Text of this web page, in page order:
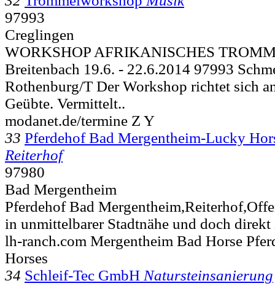
97993
Creglingen
WORKSHOP AFRIKANISCHES
Breitenbach 19.6. - 22.6.2014 97993
Rothenburg/T Der Workshop richtet sich
Geübte. Vermittelt..
modanet.de/termine Z Y
33 Pferdehof Bad Mergentheim-Lucky
Reiterhof
97980
Bad Mergentheim
Pferdehof Bad
in unmittelbarer Stadtnähe und doch
lh-ranch.com Mergentheim Bad Horse
Horses
34 Schleif-Tec GmbH Natursteinsanierung